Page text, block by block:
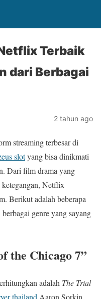
Terbaik
dari Berbagai
2 tahun ago
streaming terbesar di
slotyang bisa dinikmati
Dari film drama yang
Netflix
Berikut adalah beberapa
genre yang sayang
the Chicago 7”
adalah The Trial
thailand Aaron Sorkin.